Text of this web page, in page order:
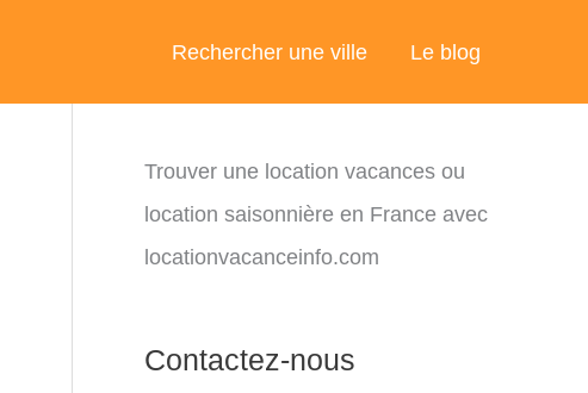
Rechercher une ville Le blog
Trouver une location vacances ou
location saisonnière en France avec
locationvacanceinfo.com
Contactez-nous